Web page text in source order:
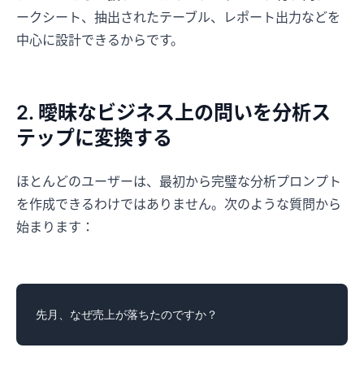
ークシート、抽出されたテーブル、レポート出力などを
中心に設計できるからです。
2. 曖昧なビジネス上の問いを分析ス
テップに変換する
ほとんどのユーザーは、最初から完璧な分析プロンプト
を作成できるわけではありません。次のような質問から
始まります：